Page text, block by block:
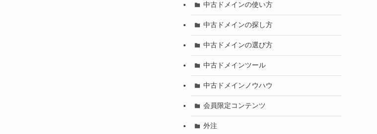
中古ドメインの使い方
中古ドメインの探し方
中古ドメインの選び方
中古ドメインツール
中古ドメインノウハウ
会員限定コンテンツ
外注